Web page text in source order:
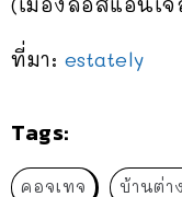
ที่มา: estately
Tags:
คอจเทจ บ้านต่า